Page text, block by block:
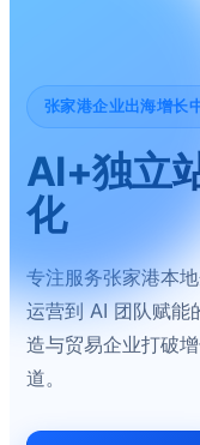
张家港企业出海增长
AI+独立
化
专注服务张家港本
运营到 AI 团队赋能
造与贸易企业打破
道。